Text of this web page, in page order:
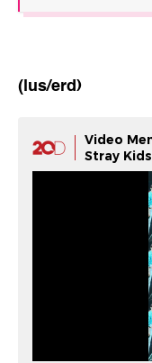
(lus/erd)
Video
Stray